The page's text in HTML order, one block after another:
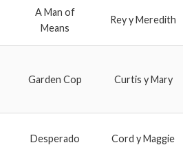
A Man of
Means
Rey y Meredith
Garden Cop Curtis y Mary
Desperado Cord y Maggie